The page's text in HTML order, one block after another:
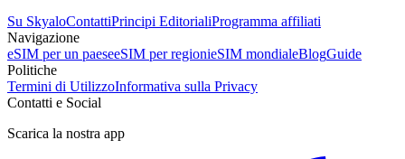
Su SkyaloContattiPrincipi EditorialiProgramma affiliati
Navigazione
eSIM per un paeseeSIM per regionieSIM mondialeBlogGuide
Politiche
Termini di UtilizzoInformativa sulla Privacy
Contatti e Social
Scarica la nostra app